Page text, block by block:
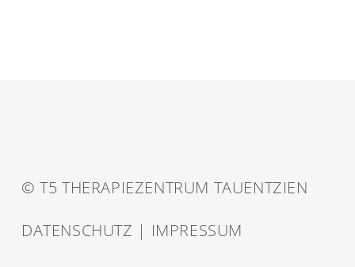
© T5 THERAPIEZENTRUM TAUENTZIEN
DATENSCHUTZ | IMPRESSUM